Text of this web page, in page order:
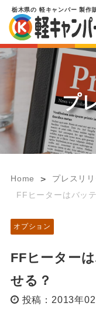
栃木県の 軽キャンパー 製作
プ
Home > プレスリ
FFヒーターはバッ
オプション
FFヒーター
せる？
投稿：2013年02